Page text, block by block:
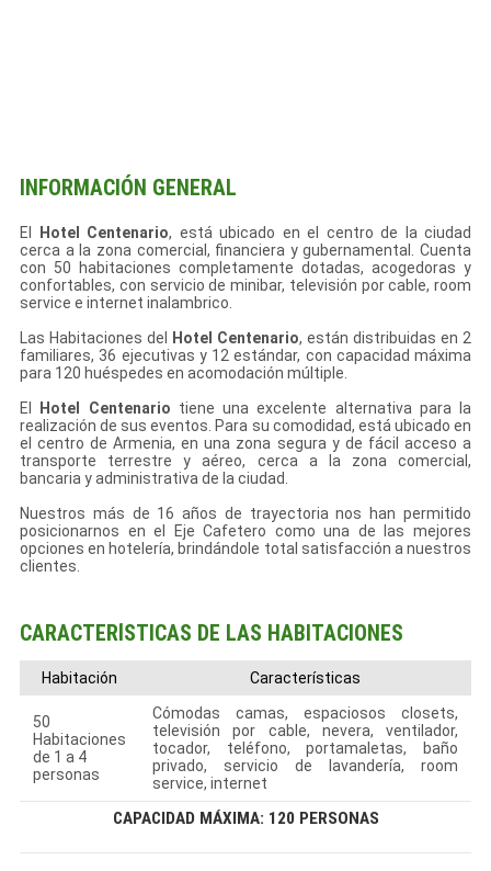
INFORMACIÓN GENERAL
El Hotel Centenario, está ubicado en el centro de la ciudad
cerca a la zona comercial, financiera y gubernamental. Cuenta
con 50 habitaciones completamente dotadas, acogedoras y
confortables, con servicio de minibar, televisión por cable, room
service e internet inalambrico.
Las Habitaciones del
Hotel Centenario, están distribuidas en 2
familiares, 36 ejecutivas y 12 estándar, con capacidad máxima
para 120 huéspedes en acomodación múltiple.
El
Hotel Centenario tiene una excelente alternativa para la
realización de sus eventos. Para su comodidad, está ubicado en
el centro de Armenia, en una zona segura y de fácil acceso a
transporte terrestre y aéreo, cerca a la zona comercial,
bancaria y administrativa de la ciudad.
Nuestros más de 16 años de trayectoria nos han permitido
posicionarnos en el Eje Cafetero como una de las mejores
opciones en hotelería, brindándole total satisfacción a nuestros
clientes.
CARACTERÍSTICAS DE LAS HABITACIONES
Habitación Características
50
Habitaciones
de 1 a 4
personas
Cómodas camas, espaciosos closets,
televisión por cable, nevera, ventilador,
tocador, teléfono, portamaletas, baño
privado, servicio de lavandería, room
service, internet
CAPACIDAD MÁXIMA: 120 PERSONAS